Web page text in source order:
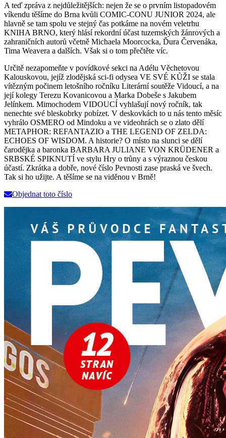
A teď zpráva z nejdůležitějších: nejen že se o prvním listopadovém
víkendu těšíme do Brna kvůli COMIC-CONU JUNIOR 2024, ale
hlavně se tam spolu ve stejný čas potkáme na novém veletrhu
KNIHA BRNO, který hlásí rekordní účast tuzemských žánrových a
zahraničních autorů včetně Michaela Moorcocka, Ďura Červenáka,
Tima Weavera a dalších. Však si o tom přečtěte víc.
Určitě nezapomeňte v povídkové sekci na Adélu Věchetovou
Kalouskovou, jejíž zlodějská sci-fi odysea VE SVÉ KŮŽI se stala
vítězným počinem letošního ročníku Literární soutěže Vidoucí, a na
její kolegy Terezu Kovanicovou a Marka Dobeše s Jakubem
Jelínkem. Mimochodem VIDOUCÍ vyhlašují nový ročník, tak
nenechte své bleskobrky pobízet. V deskovkách to u nás tento měsíc
vyhrálo OSMERO od Mindoku a ve videohrách se o zlato dělí
METAPHOR: REFANTAZIO a THE LEGEND OF ZELDA:
ECHOES OF WISDOM. A historie? O místo na slunci se dělí
čarodějka a baronka BARBARA JULIANE VON KRÜDENER a
SRBSKÉ SPIKNUTÍ ve stylu Hry o trůny a s výraznou českou
účastí. Zkrátka a dobře, nové číslo Pevnosti zase praská ve švech.
Tak si ho užijte. A těšíme se na viděnou v Brně!
Objednat toto číslo